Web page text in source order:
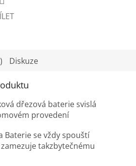
Diskuze
dřezová baterie svislá
provedení
Baterie se vždy spouští
takzbytečnému